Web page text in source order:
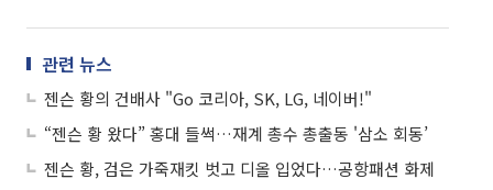
관련 뉴스
젠슨 황의 건배사 "Go 코리아, SK, LG, 네이버!"
“젠슨 황 왔다” 홍대 들썩…재계 총수 총출동 '삼소 회동’
젠슨 황, 검은 가죽재킷 벗고 디올 입었다…공항패션 화제